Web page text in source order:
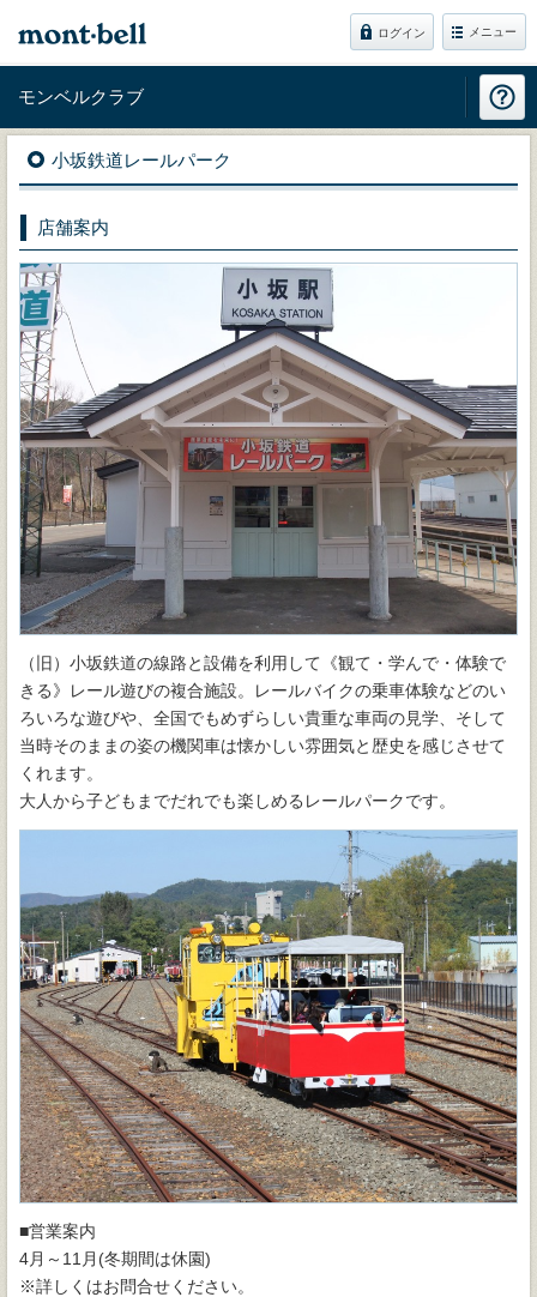
ログイン メニュー
モンベルクラブ
小坂鉄道レールパーク
店舗案内
（旧）小坂鉄道の線路と設備を利用して《観て・学んで・体験で
きる》レール遊びの複合施設。レールバイクの乗車体験などのい
ろいろな遊びや、全国でもめずらしい貴重な車両の見学、そして
当時そのままの姿の機関車は懐かしい雰囲気と歴史を感じさせて
くれます。
大人から子どもまでだれでも楽しめるレールパークです。
■営業案内
4月～11月(冬期間は休園)
※詳しくはお問合せください。